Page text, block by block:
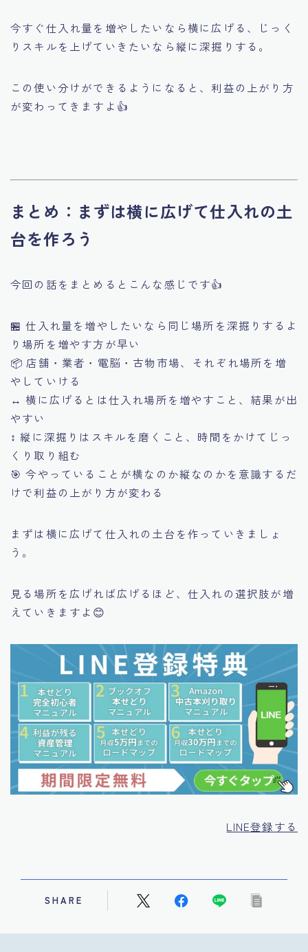
今すぐ仕入れ量を増やしたいなら横に広げる、じっく
りスキルを上げていきたいなら縦に深掘りする。
この使い分けができるようになると、利益の上がり方
が変わってきますよ👍
まとめ：まずは横に広げて仕入れの土
台を作ろう
今回の話をまとめるとこんな感じです👍
🏪 仕入れ量を増やしたいなら同じ場所を深掘りするよ
り場所を増やす方が早い
📦 店舗・業者・電脳・古物市場、それぞれ場所を増
やしていける
↔️ 横に広げるとは仕入れ場所を増やすこと、結果が出
やすい
↕️ 縦に深掘りはスキルを磨くこと、時間をかけてじっ
くり取り組む
🎯 今やっていることが横なのか縦なのかを意識するだ
けで利益の上がり方が変わる
まずは横に広げて仕入れの土台を作っていきましょ
う。
見る場所を広げれば広げるほど、仕入れの選択肢が増
えていきますよ😊
LINE登録する
SHARE